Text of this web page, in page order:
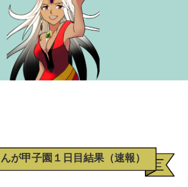
が甲子園１日目結果（速報）